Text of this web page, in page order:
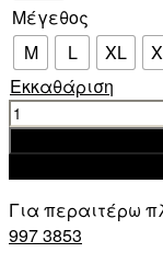
Μέγεθος
M
L XL
Εκκαθάριση
SPLENDID
ΑΝΔΡΙΚΟ
DEMI
ΜΠΟΥΦΑΝ
ΜΕ
ΕΝΣΩΜΑΤΩΜΕΝΗ
Για περαιτέρω
997 3853